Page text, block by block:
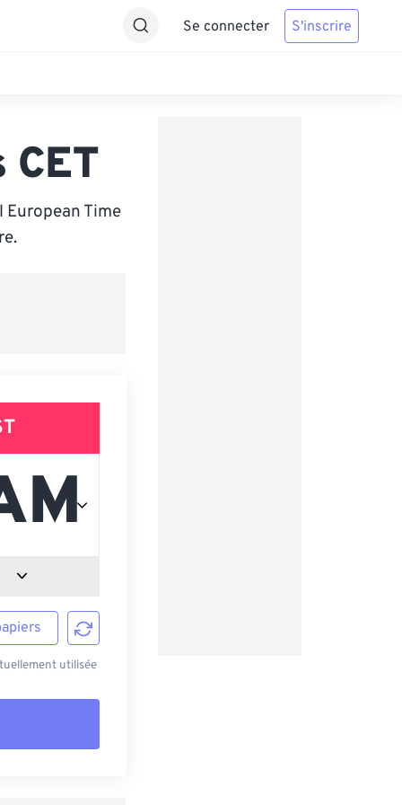
Se connecter S'inscrire
Time
utilisée